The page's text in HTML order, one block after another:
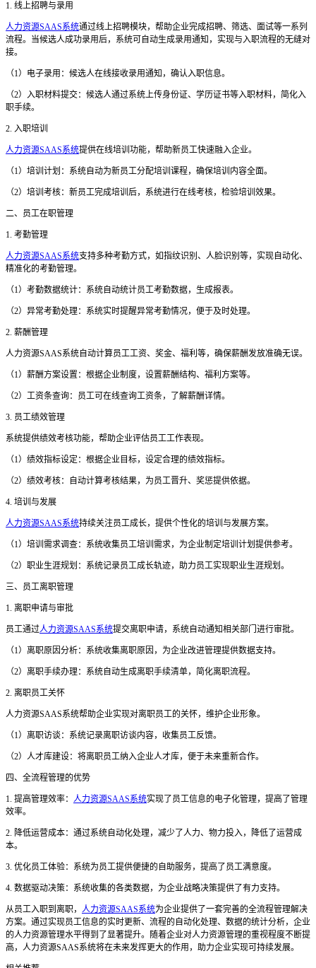
1. 线上招聘与录用
人力资源SAAS系统通过线上招聘模块，帮助企业完成招聘、筛选、面试等一系列
流程。当候选人成功录用后，系统可自动生成录用通知，实现与入职流程的无缝对
接。
（1）电子录用：候选人在线接收录用通知，确认入职信息。
（2）入职材料提交：候选人通过系统上传身份证、学历证书等入职材料，简化入
职手续。
2. 入职培训
人力资源SAAS系统提供在线培训功能，帮助新员工快速融入企业。
（1）培训计划：系统自动为新员工分配培训课程，确保培训内容全面。
（2）培训考核：新员工完成培训后，系统进行在线考核，检验培训效果。
二、员工在职管理
1. 考勤管理
人力资源SAAS系统支持多种考勤方式，如指纹识别、人脸识别等，实现自动化、
精准化的考勤管理。
（1）考勤数据统计：系统自动统计员工考勤数据，生成报表。
（2）异常考勤处理：系统实时提醒异常考勤情况，便于及时处理。
2. 薪酬管理
人力资源SAAS系统自动计算员工工资、奖金、福利等，确保薪酬发放准确无误。
（1）薪酬方案设置：根据企业制度，设置薪酬结构、福利方案等。
（2）工资条查询：员工可在线查询工资条，了解薪酬详情。
3. 员工绩效管理
系统提供绩效考核功能，帮助企业评估员工工作表现。
（1）绩效指标设定：根据企业目标，设定合理的绩效指标。
（2）绩效考核：自动计算考核结果，为员工晋升、奖惩提供依据。
4. 培训与发展
人力资源SAAS系统持续关注员工成长，提供个性化的培训与发展方案。
（1）培训需求调查：系统收集员工培训需求，为企业制定培训计划提供参考。
（2）职业生涯规划：系统记录员工成长轨迹，助力员工实现职业生涯规划。
三、员工离职管理
1. 离职申请与审批
员工通过人力资源SAAS系统提交离职申请，系统自动通知相关部门进行审批。
（1）离职原因分析：系统收集离职原因，为企业改进管理提供数据支持。
（2）离职手续办理：系统自动生成离职手续清单，简化离职流程。
2. 离职员工关怀
人力资源SAAS系统帮助企业实现对离职员工的关怀，维护企业形象。
（1）离职访谈：系统记录离职访谈内容，收集员工反馈。
（2）人才库建设：将离职员工纳入企业人才库，便于未来重新合作。
四、全流程管理的优势
1. 提高管理效率： 人力资源SAAS系统实现了员工信息的电子化管理，提高了管理
效率。
2. 降低运营成本：通过系统自动化处理，减少了人力、物力投入，降低了运营成
本。
3. 优化员工体验：系统为员工提供便捷的自助服务，提高了员工满意度。
4. 数据驱动决策：系统收集的各类数据，为企业战略决策提供了有力支持。
从员工入职到离职， 人力资源SAAS系统为企业提供了一套完善的全流程管理解决
方案。通过实现员工信息的实时更新、流程的自动化处理、数据的统计分析，企业
的人力资源管理水平得到了显著提升。随着企业对人力资源管理的重视程度不断提
高，人力资源SAAS系统将在未来发挥更大的作用，助力企业实现可持续发展。